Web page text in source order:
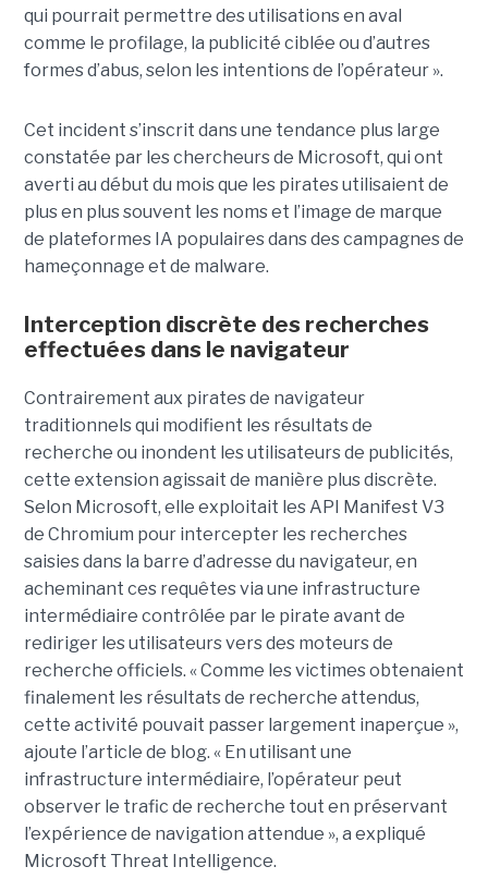
qui pourrait permettre des utilisations en aval
comme le profilage, la publicité ciblée ou d’autres
formes d’abus, selon les intentions de l’opérateur ».
Cet incident s’inscrit dans une tendance plus large
constatée par les chercheurs de Microsoft, qui ont
averti au début du mois que les pirates utilisaient de
plus en plus souvent les noms et l’image de marque
de plateformes IA populaires dans des campagnes de
hameçonnage et de malware.
Interception discrète des recherches
effectuées dans le navigateur
Contrairement aux pirates de navigateur
traditionnels qui modifient les résultats de
recherche ou inondent les utilisateurs de publicités,
cette extension agissait de manière plus discrète.
Selon Microsoft, elle exploitait les API Manifest V3
de Chromium pour intercepter les recherches
saisies dans la barre d’adresse du navigateur, en
acheminant ces requêtes via une infrastructure
intermédiaire contrôlée par le pirate avant de
rediriger les utilisateurs vers des moteurs de
recherche officiels. « Comme les victimes obtenaient
finalement les résultats de recherche attendus,
cette activité pouvait passer largement inaperçue »,
ajoute l’article de blog. « En utilisant une
infrastructure intermédiaire, l’opérateur peut
observer le trafic de recherche tout en préservant
l’expérience de navigation attendue », a expliqué
Microsoft Threat Intelligence.